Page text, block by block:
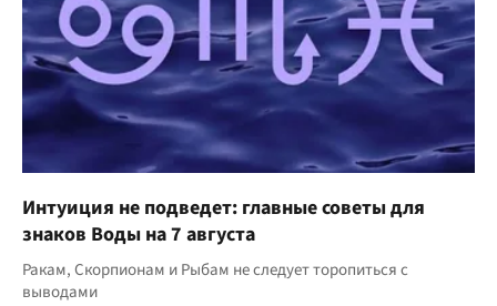
Интуиция не подведет: главные советы для
знаков Воды на 7 августа
Ракам, Скорпионам и Рыбам не следует торопиться с
выводами